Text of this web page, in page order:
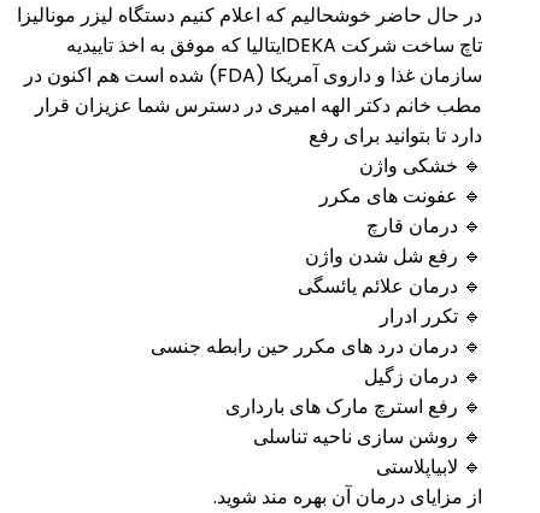
در حال حاضر خوشحالیم که اعلام کنیم دستگاه لیزر مونالیزا
تاچ ساخت شرکت DEKAایتالیا که موفق به اخذ تاییدیه
سازمان غذا و داروی آمریکا (FDA) شده است هم اکنون در
مطب خانم دکتر الهه امیری در دسترس شما عزیزان قرار
دارد تا بتوانید برای رفع
🔹 خشکی واژن
🔹 عفونت های مکرر
🔹 درمان قارچ
🔹 رفع شل شدن واژن
🔹 درمان علائم یائسگی
🔹 تکرر ادرار
🔹 درمان درد های مکرر حین رابطه جنسی
🔹 درمان زگیل
🔹 رفع استرچ مارک های بارداری
🔹 روشن سازی ناحیه تناسلی
🔹 لابیاپلاستی
از مزایای درمان آن بهره مند شوید.